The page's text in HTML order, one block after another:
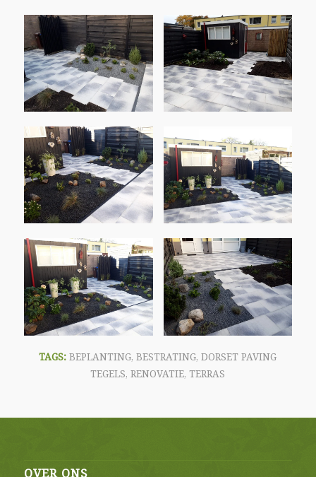
TAGS: BEPLANTING,BESTRATING,DORSET PAVING
TEGELS,RENOVATIE,TERRAS
OVER ONS